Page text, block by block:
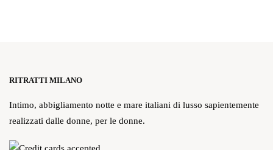
RITRATTI MILANO
Intimo, abbigliamento notte e mare italiani di lusso sapientemente
realizzati dalle donne, per le donne.